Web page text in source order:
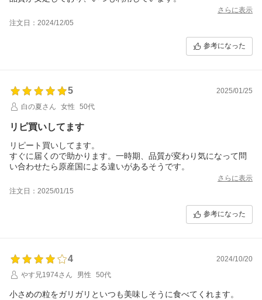
さらに表示
注文日：2024/12/05
参考になった
5
2025/01/25
白の夏さん
女性 50代
リピ買いしてます
リピート買いしてます。
すぐに届くので助かります。一時期、品質が変わり気になって問
い合わせたら原産国による違いがあるそうです。
さらに表示
注文日：2025/01/15
参考になった
4
2024/10/20
やす兄1974さん
男性 50代
小さめの粒をガリガリといつも美味しそうに食べてくれます。